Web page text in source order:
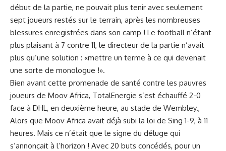
début de la partie, ne pouvait plus tenir avec seulement
sept joueurs restés sur le terrain, après les nombreuses
blessures enregistrées dans son camp ! Le football n’étant
plus plaisant à 7 contre 11, le directeur de la partie n’avait
plus qu’une solution : «mettre un terme à ce qui devenait
une sorte de monologue !».
Bien avant cette promenade de santé contre les pauvres
joueurs de Moov Africa, TotalEnergie s’est échauffé 2-0
face à DHL, en deuxième heure, au stade de Wembley.,
Alors que Moov Africa avait déjà subi la loi de Sing 1-9, à 11
heures. Mais ce n’était que le signe du déluge qui
s’annonçait à l’horizon ! Avec 20 buts concédés, pour un